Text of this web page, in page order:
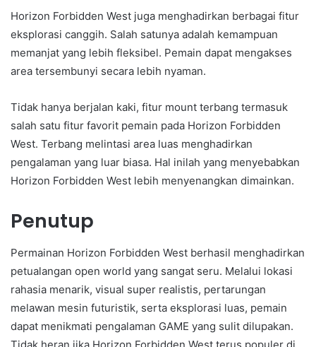
Horizon Forbidden West juga menghadirkan berbagai fitur
eksplorasi canggih. Salah satunya adalah kemampuan
memanjat yang lebih fleksibel. Pemain dapat mengakses
area tersembunyi secara lebih nyaman.
Tidak hanya berjalan kaki, fitur mount terbang termasuk
salah satu fitur favorit pemain pada Horizon Forbidden
West. Terbang melintasi area luas menghadirkan
pengalaman yang luar biasa. Hal inilah yang menyebabkan
Horizon Forbidden West lebih menyenangkan dimainkan.
Penutup
Permainan Horizon Forbidden West berhasil menghadirkan
petualangan open world yang sangat seru. Melalui lokasi
rahasia menarik, visual super realistis, pertarungan
melawan mesin futuristik, serta eksplorasi luas, pemain
dapat menikmati pengalaman GAME yang sulit dilupakan.
Tidak heran jika Horizon Forbidden West terus populer di